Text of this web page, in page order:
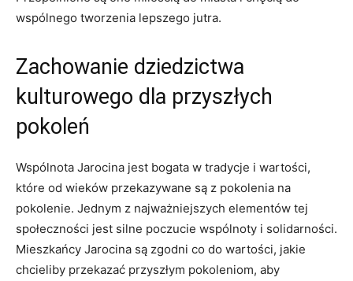
wspólnego ​tworzenia lepszego jutra.
Zachowanie dziedzictwa​
kulturowego dla przyszłych
pokoleń
Wspólnota Jarocina jest⁢ bogata w tradycje i wartości,
które od wieków ⁢przekazywane ⁣są‌ z pokolenia na
pokolenie. ​Jednym z ⁤najważniejszych elementów tej
społeczności jest silne poczucie wspólnoty i⁤ solidarności.
Mieszkańcy Jarocina są zgodni co do wartości, jakie ​
chcieliby⁤ przekazać przyszłym pokoleniom, aby